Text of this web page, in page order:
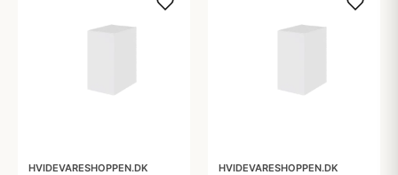
HVIDEVARESHOPPEN.DK HVIDEVARESHOPPEN.DK